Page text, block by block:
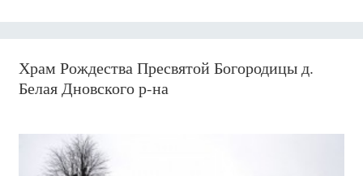
Храм Рождества Пресвятой Богородицы д.
Белая Дновского р-на